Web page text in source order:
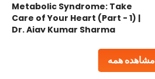
مشاهده همه
Metabolic Syndrome: Take
Care of Your Heart (Part - 1) |
Dr. Ajay Kumar Sharma